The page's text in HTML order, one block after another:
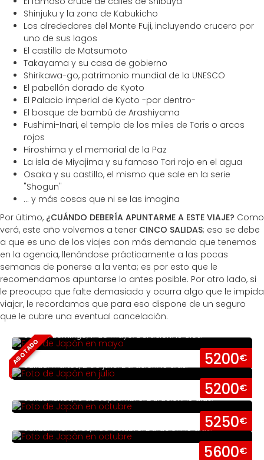
Shinjuku y la zona de Kabukicho
Los alrededores del Monte Fuji, incluyendo crucero por
uno de sus lagos
El castillo de Matsumoto
Takayama y su casa de gobierno
Shirikawa-go, patrimonio mundial de la UNESCO
El pabellón dorado de Kyoto
El Palacio imperial de Kyoto -por dentro-
El bosque de bambú de Arashiyama
Fushimi-Inari, el templo de los miles de Toris o arcos
rojos
Hiroshima y el memorial de la Paz
La isla de Miyajima y su famoso Tori rojo en el agua
Osaka y su castillo, el mismo que sale en la serie
"Shogun"
... y más cosas que ni se las imagina
Por último, ¿CUÁNDO DEBERÍA APUNTARME A ESTE VIAJE? Como
verá, este año volvemos a tener CINCO SALIDAS; eso se debe
a que es uno de los viajes con más demanda que tenemos
en la agencia, llenándose prácticamente a las pocas
semanas de ponerse a la venta; es por esto que le
recomendamos apuntarse lo antes posible. Por otro lado, si
le preocupa que falte demasiado y ocurra algo que le impida
viajar, le recordamos que para eso dispone de un seguro
que le cubre una eventual cancelación.
AGOTADO 5200€
Japón en primavera (Sakura)
Salida: domingo, 11 de mayo. Duración: 15 días.
5200€
Japón en verano (Himawari)
Salida: martes, 2 de julio. Duración: 15 días.
5250€
Salida: lunes, 15 de septiembre. Duración: 15 días.
5600€
Japón en otoño (Akizakura)
Salida: miércoles, 1 de octubre. Duración: 15 días.
Japón en otoño (Kochia)